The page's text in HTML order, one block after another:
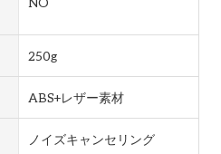
250g
ABS+レザー素材
ノイズキャンセリング